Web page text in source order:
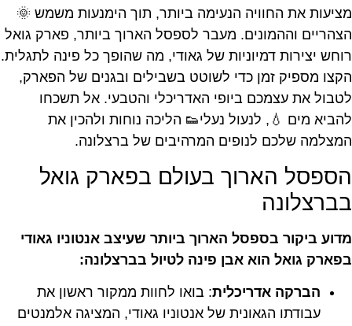
מציעות את החוויה הנעימה ביותר, תוך הימנעות משמש 🌞
הצהריים וההמונים. מעבר לספסל הארוך ביותר, פארק גואל
רוחש יצירות דמיוניות של גאודי, מה שהופך כל פינה לתגלית.
הקצו מספיק זמן כדי לשוטט בשבילים ובגנים של הפארק,
לטבול את עצמכם ביופי האדריכלי והטבעי. אל תשכחו
להביא מים 💧, לנעול נעלי👟 הליכה נוחות ולהכין את
המצלמה שלכם לנופים המרהיבים של ברצלונה.
הספסל הארוך בעולם בפארק גואל
בברצלונה
מדוע ביקור בספסל הארוך ביותר שעיצב אנטוניו גאודי
בפארק גואל הוא אבן פינה לטיול בברצלונה:
הברקה אדריכלית: בואו לחוות ממקור ראשון את
עבודתו הגאונית של אנטוניו גאודי, המציגה אלמנטים